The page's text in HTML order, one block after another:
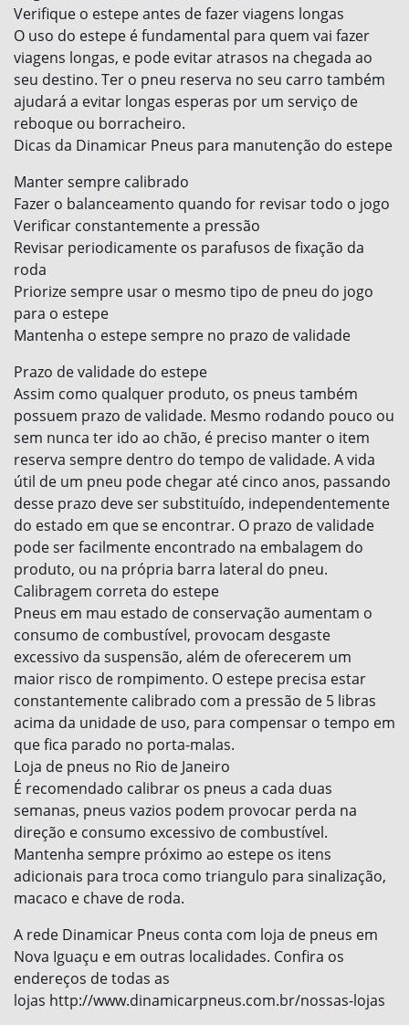
Verifique o estepe antes de fazer viagens longas
O uso do estepe é fundamental para quem vai fazer
viagens longas, e pode evitar atrasos na chegada ao
seu destino. Ter o pneu reserva no seu carro também
ajudará a evitar longas esperas por um serviço de
reboque ou borracheiro.
Dicas da Dinamicar Pneus para manutenção do estepe
Manter sempre calibrado
Fazer o balanceamento quando for revisar todo o jogo
Verificar constantemente a pressão
Revisar periodicamente os parafusos de fixação da
roda
Priorize sempre usar o mesmo tipo de pneu do jogo
para o estepe
Mantenha o estepe sempre no prazo de validade
Prazo de validade do estepe
Assim como qualquer produto, os pneus também
possuem prazo de validade. Mesmo rodando pouco ou
sem nunca ter ido ao chão, é preciso manter o item
reserva sempre dentro do tempo de validade. A vida
útil de um pneu pode chegar até cinco anos, passando
desse prazo deve ser substituído, independentemente
do estado em que se encontrar. O prazo de validade
pode ser facilmente encontrado na embalagem do
produto, ou na própria barra lateral do pneu.
Calibragem correta do estepe
Pneus em mau estado de conservação aumentam o
consumo de combustível, provocam desgaste
excessivo da suspensão, além de oferecerem um
maior risco de rompimento. O estepe precisa estar
constantemente calibrado com a pressão de 5 libras
acima da unidade de uso, para compensar o tempo em
que fica parado no porta-malas.
Loja de pneus no Rio de Janeiro
É recomendado calibrar os pneus a cada duas
semanas, pneus vazios podem provocar perda na
direção e consumo excessivo de combustível.
Mantenha sempre próximo ao estepe os itens
adicionais para troca como triangulo para sinalização,
macaco e chave de roda.
A rede Dinamicar Pneus conta com loja de pneus em
Nova Iguaçu e em outras localidades. Confira os
endereços de todas as
lojas http://www.dinamicarpneus.com.br/nossas-lojas